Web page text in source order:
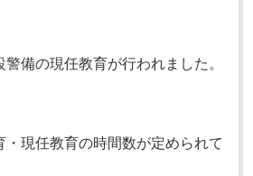
備の現任教育が行われました。
・現任教育の時間数が定められて